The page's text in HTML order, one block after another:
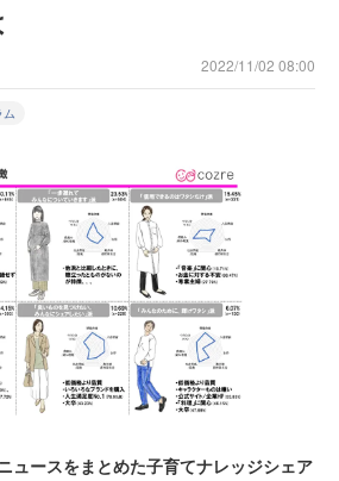
2022/11/02 08:00
ム
ュースをまとめた子育てナレッジシェア